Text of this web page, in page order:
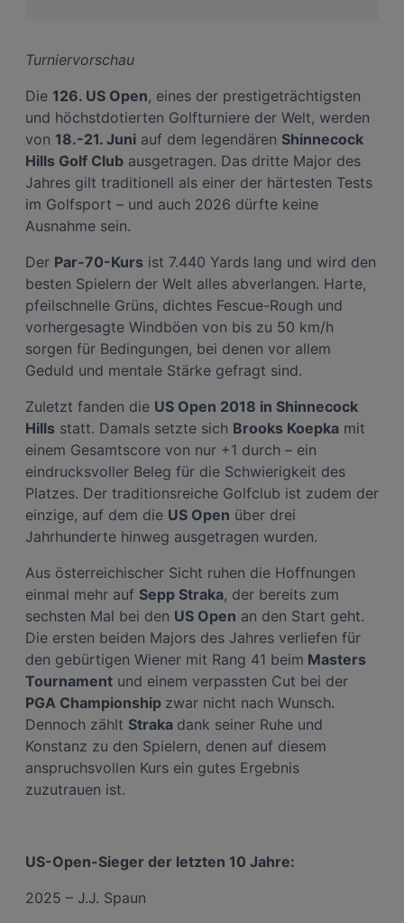
Turniervorschau
Die 126. US Open, eines der prestigeträchtigsten
und höchstdotierten Golfturniere der Welt, werden
von 18.-21. Juni auf dem legendären Shinnecock
Hills Golf Club ausgetragen. Das dritte Major des
Jahres gilt traditionell als einer der härtesten Tests
im Golfsport – und auch 2026 dürfte keine
Ausnahme sein.
Der Par-70-Kurs ist 7.440 Yards lang und wird den
besten Spielern der Welt alles abverlangen. Harte,
pfeilschnelle Grüns, dichtes Fescue-Rough und
vorhergesagte Windböen von bis zu 50 km/h
sorgen für Bedingungen, bei denen vor allem
Geduld und mentale Stärke gefragt sind.
Zuletzt fanden die US Open 2018 in Shinnecock
Hills statt. Damals setzte sich Brooks Koepka mit
einem Gesamtscore von nur +1 durch – ein
eindrucksvoller Beleg für die Schwierigkeit des
Platzes. Der traditionsreiche Golfclub ist zudem der
einzige, auf dem die US Open über drei
Jahrhunderte hinweg ausgetragen wurden.
Aus österreichischer Sicht ruhen die Hoffnungen
einmal mehr auf Sepp Straka, der bereits zum
sechsten Mal bei den US Open an den Start geht.
Die ersten beiden Majors des Jahres verliefen für
den gebürtigen Wiener mit Rang 41 beim Masters
Tournament und einem verpassten Cut bei der
PGA Championship zwar nicht nach Wunsch.
Dennoch zählt Straka dank seiner Ruhe und
Konstanz zu den Spielern, denen auf diesem
anspruchsvollen Kurs ein gutes Ergebnis
zuzutrauen ist.
US-Open-Sieger der letzten 10 Jahre:
2025 – J.J. Spaun